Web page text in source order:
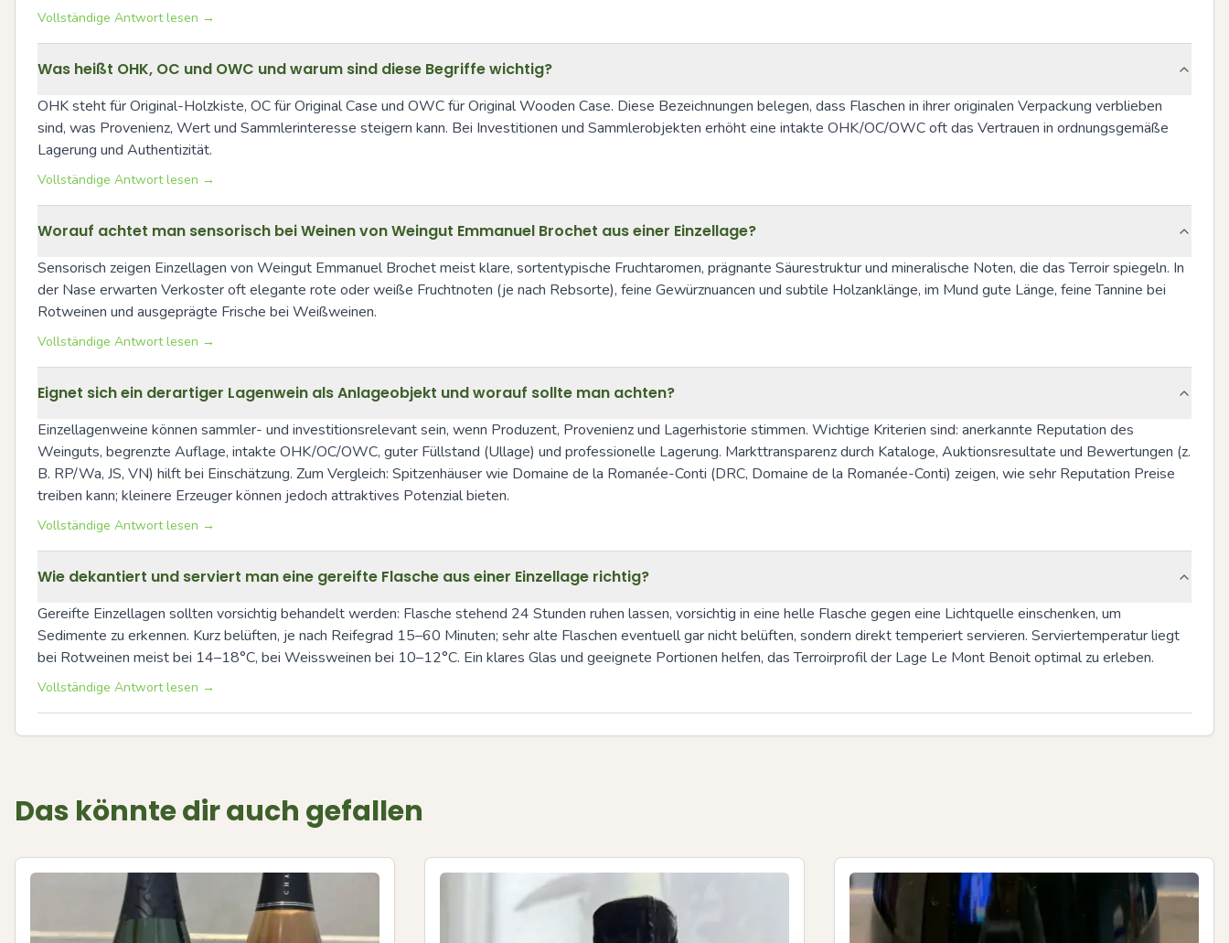
Vollständige Antwort lesen →
Was heißt OHK, OC und OWC und warum sind diese Begriffe wichtig?
OHK steht für Original-Holzkiste, OC für Original Case und OWC für Original Wooden Case. Diese Bezeichnungen belegen, dass Flaschen in ihrer originalen Verpackung verblieben
sind, was Provenienz, Wert und Sammlerinteresse steigern kann. Bei Investitionen und Sammlerobjekten erhöht eine intakte OHK/OC/OWC oft das Vertrauen in ordnungsgemäße
Lagerung und Authentizität.
Vollständige Antwort lesen →
Worauf achtet man sensorisch bei Weinen von Weingut Emmanuel Brochet aus einer Einzellage?
Sensorisch zeigen Einzellagen von Weingut Emmanuel Brochet meist klare, sortentypische Fruchtaromen, prägnante Säurestruktur und mineralische Noten, die das Terroir spiegeln. In
der Nase erwarten Verkoster oft elegante rote oder weiße Fruchtnoten (je nach Rebsorte), feine Gewürznuancen und subtile Holzanklänge, im Mund gute Länge, feine Tannine bei
Rotweinen und ausgeprägte Frische bei Weißweinen.
Vollständige Antwort lesen →
Eignet sich ein derartiger Lagenwein als Anlageobjekt und worauf sollte man achten?
Einzellagenweine können sammler- und investitionsrelevant sein, wenn Produzent, Provenienz und Lagerhistorie stimmen. Wichtige Kriterien sind: anerkannte Reputation des
Weinguts, begrenzte Auflage, intakte OHK/OC/OWC, guter Füllstand (Ullage) und professionelle Lagerung. Markttransparenz durch Kataloge, Auktionsresultate und Bewertungen (z.
B. RP/Wa, JS, VN) hilft bei Einschätzung. Zum Vergleich: Spitzenhäuser wie Domaine de la Romanée-Conti (DRC, Domaine de la Romanée-Conti) zeigen, wie sehr Reputation Preise
treiben kann; kleinere Erzeuger können jedoch attraktives Potenzial bieten.
Vollständige Antwort lesen →
Wie dekantiert und serviert man eine gereifte Flasche aus einer Einzellage richtig?
Gereifte Einzellagen sollten vorsichtig behandelt werden: Flasche stehend 24 Stunden ruhen lassen, vorsichtig in eine helle Flasche gegen eine Lichtquelle einschenken, um
Sedimente zu erkennen. Kurz belüften, je nach Reifegrad 15–60 Minuten; sehr alte Flaschen eventuell gar nicht belüften, sondern direkt temperiert servieren. Serviertemperatur liegt
bei Rotweinen meist bei 14–18°C, bei Weissweinen bei 10–12°C. Ein klares Glas und geeignete Portionen helfen, das Terroirprofil der Lage Le Mont Benoit optimal zu erleben.
Vollständige Antwort lesen →
Das könnte dir auch gefallen